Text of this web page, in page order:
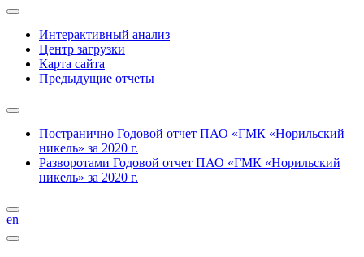
Интерактивный анализ
Центр загрузки
Карта сайта
Предыдущие отчеты
Постранично Годовой отчет ПАО «ГМК «Норильский
никель» за 2020 г.
Разворотами Годовой отчет ПАО «ГМК «Норильский
никель» за 2020 г.
en